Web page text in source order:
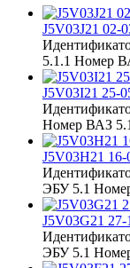
J5V03J21 02-
5.1.1 Номер
J5V03I21 25-
Номер ВАЗ
J5V03H21 16-
ЭБУ 5.1
J5V03G21 27-
ЭБУ 5.1